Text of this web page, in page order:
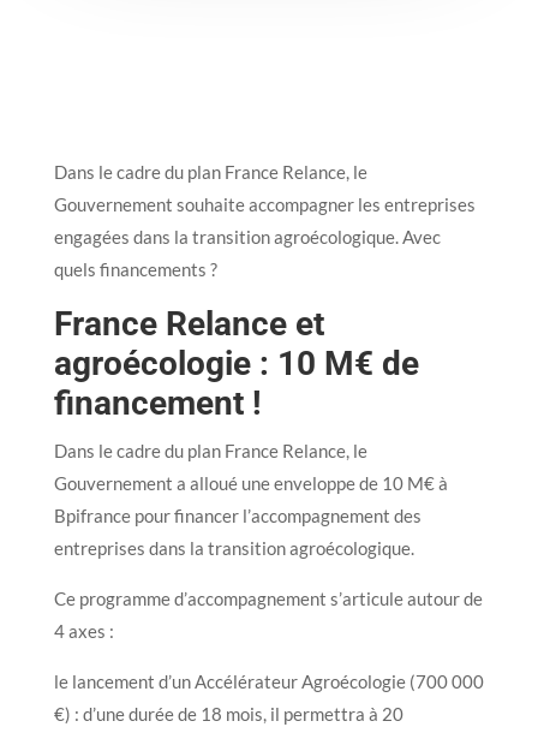
Dans le cadre du plan France Relance, le
Gouvernement souhaite accompagner les entreprises
engagées dans la transition agroécologique. Avec
quels financements ?
France Relance et
agroécologie : 10 M€ de
financement !
Dans le cadre du plan France Relance, le
Gouvernement a alloué une enveloppe de 10 M€ à
Bpifrance pour financer l’accompagnement des
entreprises dans la transition agroécologique.
Ce programme d’accompagnement s’articule autour de
4 axes :
le lancement d’un Accélérateur Agroécologie (700 000
€) : d’une durée de 18 mois, il permettra à 20